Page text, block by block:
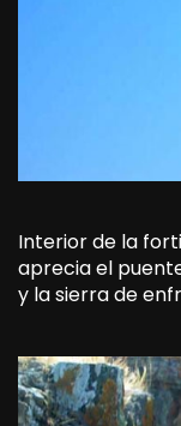
Interior de la
aprecia el
y la sierra de